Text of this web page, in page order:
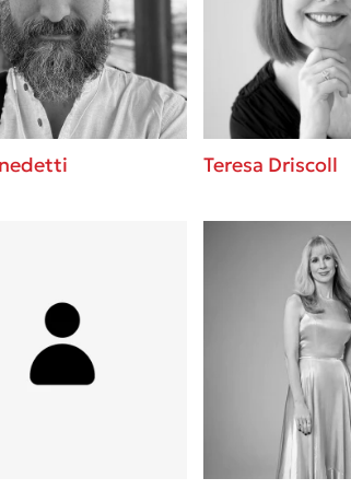
BBQ pizza
σε
ανάγκη μας για
με τη
λίγοι έχουν
Teresa Driscoll